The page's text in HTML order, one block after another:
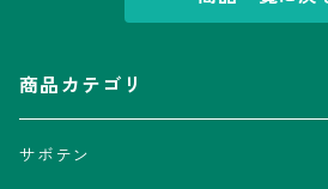
商品カテゴリ
サボテン